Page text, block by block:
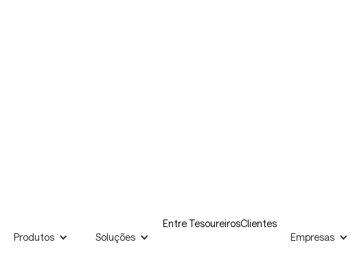
Produtos Soluções
Entre TesoureirosClientes
Empresas